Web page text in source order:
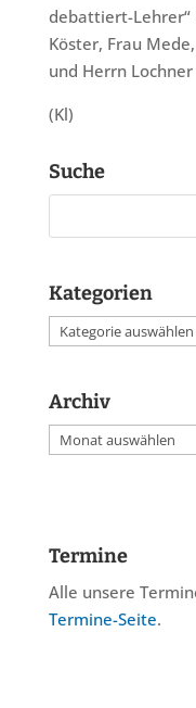
debattiert-Lehrer“
Köster, Frau
und Herrn
(Kl)
Suche
Kategorien
Kategorien
Archiv
Archiv
Termine
Alle unsere
Termine-Seite.